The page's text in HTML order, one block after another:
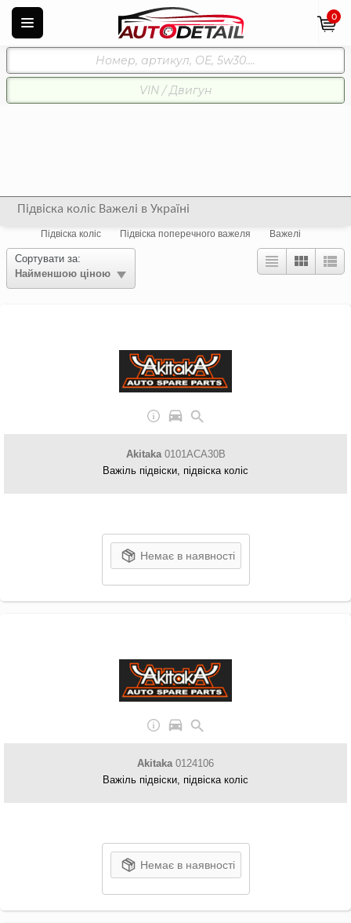
0
Підвіска коліс Важелі в Україні
Підвіска коліс Підвіска поперечного важеля Важелі
Сортувати за:
Найменшою ціною
Akitaka0101ACA30B
Важіль підвіски, підвіска коліс
Немає в наявності
Akitaka0124106
Важіль підвіски, підвіска коліс
Немає в наявності